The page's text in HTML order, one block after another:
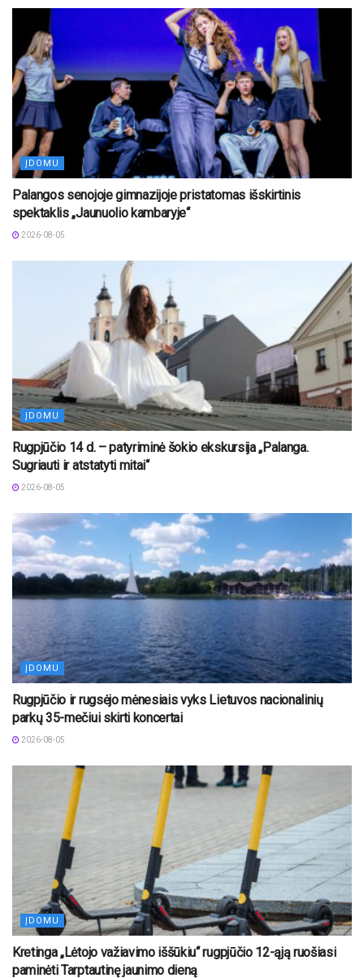
ĮDOMU
Palangos senojoje gimnazijoje pristatomas išskirtinis
spektaklis „Jaunuolio kambaryje“
2026-08-05
ĮDOMU
Rugpjūčio 14 d. – patyriminė šokio ekskursija „Palanga.
Sugriauti ir atstatyti mitai“
2026-08-05
ĮDOMU
Rugpjūčio ir rugsėjo mėnesiais vyks Lietuvos nacionalinių
parkų 35-mečiui skirti koncertai
2026-08-05
ĮDOMU
Kretinga „Lėtojo važiavimo iššūkiu“ rugpjūčio 12-ąją ruošiasi
paminėti Tarptautinę jaunimo dieną